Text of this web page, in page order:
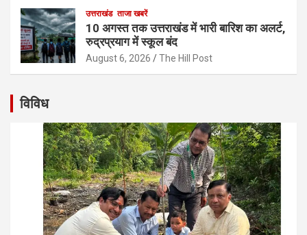
उत्तराखंड ताजा खबरें
10 अगस्त तक उत्तराखंड में भारी बारिश का अलर्ट,
रुद्रप्रयाग में स्कूल बंद
August 6, 2026 The Hill Post
विविध